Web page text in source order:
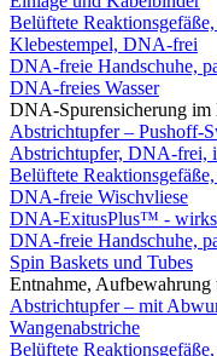
Belüftete
Klebestempel, DNA-frei
DNA-freie Handschuhe,
DNA-freies Wasser
DNA-Spurensicherung im
Abstrichtupfer – Pushoff-
Abstrichtupfer, DNA-frei,
Belüftete
DNA-freie Wischvliese
DNA-ExitusPlus™ -
DNA-freie Handschuhe,
Spin Baskets und Tubes
Entnahme, Aufbewahrung
Abstrichtupfer – mit
Wangenabstriche
Belüftete